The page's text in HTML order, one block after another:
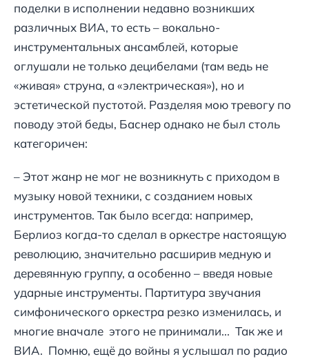
поделки в исполнении недавно возникших
различных ВИА, то есть – вокально-
инструментальных ансамблей, которые
оглушали не только децибелами (там ведь не
«живая» струна, а «электрическая»), но и
эстетической пустотой. Разделяя мою тревогу по
поводу этой беды, Баснер однако не был столь
категоричен:
– Этот жанр не мог не возникнуть с приходом в
музыку новой техники, с созданием новых
инструментов. Так было всегда: например,
Берлиоз когда-то сделал в оркестре настоящую
революцию, значительно расширив медную и
деревянную группу, а особенно – введя новые
ударные инструменты. Партитура звучания
симфонического оркестра резко изменилась, и
многие вначале этого не принимали... Так же и
ВИА. Помню, ещё до войны я услышал по радио